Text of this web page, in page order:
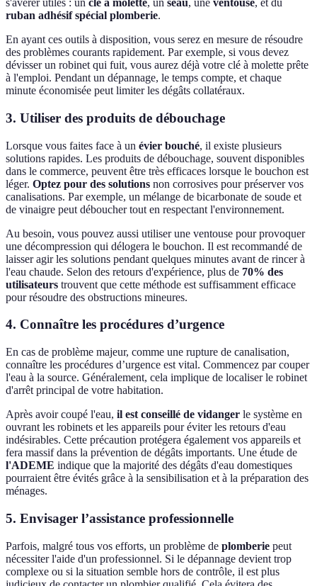
s'avérer utiles : un clé à molette, un seau, une ventouse, et du
ruban adhésif spécial plomberie.
En ayant ces outils à disposition, vous serez en mesure de résoudre
des problèmes courants rapidement. Par exemple, si vous devez
dévisser un robinet qui fuit, vous aurez déjà votre clé à molette prête
à l'emploi. Pendant un dépannage, le temps compte, et chaque
minute économisée peut limiter les dégâts collatéraux.
3. Utiliser des produits de débouchage
Lorsque vous faites face à un évier bouché, il existe plusieurs
solutions rapides. Les produits de débouchage, souvent disponibles
dans le commerce, peuvent être très efficaces lorsque le bouchon est
léger. Optez pour des solutions non corrosives pour préserver vos
canalisations. Par exemple, un mélange de bicarbonate de soude et
de vinaigre peut déboucher tout en respectant l'environnement.
Au besoin, vous pouvez aussi utiliser une ventouse pour provoquer
une décompression qui délogera le bouchon. Il est recommandé de
laisser agir les solutions pendant quelques minutes avant de rincer à
l'eau chaude. Selon des retours d'expérience, plus de 70% des
utilisateurs trouvent que cette méthode est suffisamment efficace
pour résoudre des obstructions mineures.
4. Connaître les procédures d’urgence
En cas de problème majeur, comme une rupture de canalisation,
connaître les procédures d’urgence est vital. Commencez par couper
l'eau à la source. Généralement, cela implique de localiser le robinet
d'arrêt principal de votre habitation.
Après avoir coupé l'eau, il est conseillé de vidanger le système en
ouvrant les robinets et les appareils pour éviter les retours d'eau
indésirables. Cette précaution protégera également vos appareils et
fera massif dans la prévention de dégâts importants. Une étude de
l'ADEME indique que la majorité des dégâts d'eau domestiques
pourraient être évités grâce à la sensibilisation et à la préparation des
ménages.
5. Envisager l’assistance professionnelle
Parfois, malgré tous vos efforts, un problème de plomberie peut
nécessiter l'aide d'un professionnel. Si le dépannage devient trop
complexe ou si la situation semble hors de contrôle, il est plus